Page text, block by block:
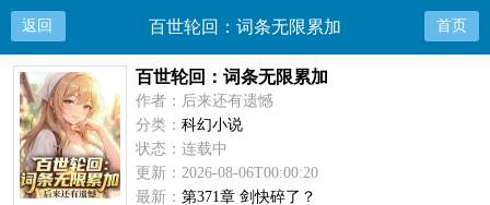
返回 百世轮回：词条无限累加 首页
百世轮回：词条无限累加
作者：后来还有遗憾
分类：科幻小说
状态：连载中
更新：2026-08-06T00:00:20
最新：第371章 剑快碎了？